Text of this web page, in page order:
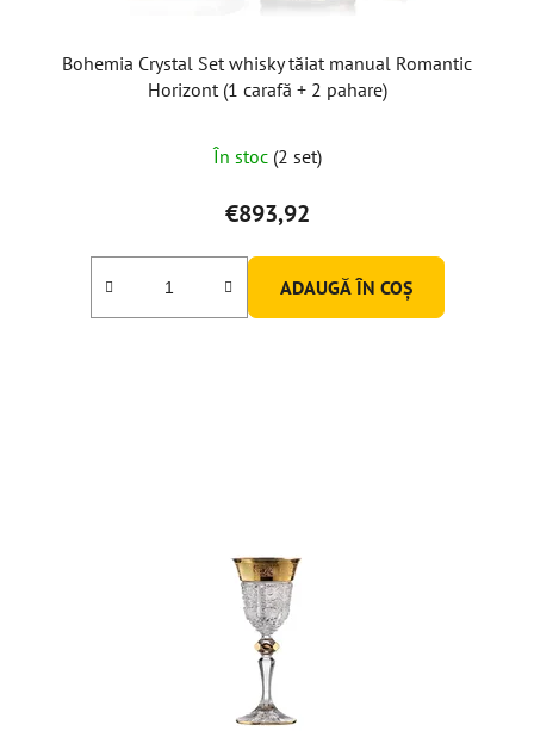
Bohemia Crystal Set whisky tăiat manual Romantic
Horizont (1 carafă + 2 pahare)
medie
a
produsului
este
5,0
În stoc (2 set)
€893,92
ADAUGĂ ÎN COŞ